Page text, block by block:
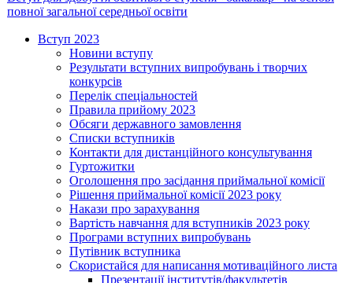
повної загальної середньої освіти
Вступ 2023
Новини вступу
Результати вступних випробувань і творчих
конкурсів
Перелік спеціальностей
Правила прийому 2023
Обсяги державного замовлення
Списки вступників
Контакти для дистанційного консультування
Гуртожитки
Оголошення про засідання приймальної комісії
Рішення приймальної комісії 2023 року
Накази про зарахування
Вартість навчання для вступників 2023 року
Програми вступних випробувань
Путівник вступника
Скористайся для написання мотиваційного листа
Презентації інститутів/факультетів